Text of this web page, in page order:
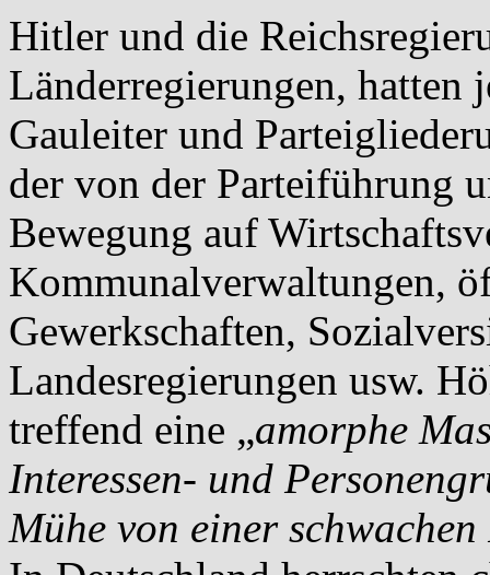
Hitler und die
Länderregierungen,
Gauleiter und
der von der Parteiführung
Bewegung auf
Kommunalverwaltungen,
Gewerkschaften,
Landesregierungen usw.
treffend eine „amorphe
Interessen- und
Mühe von einer